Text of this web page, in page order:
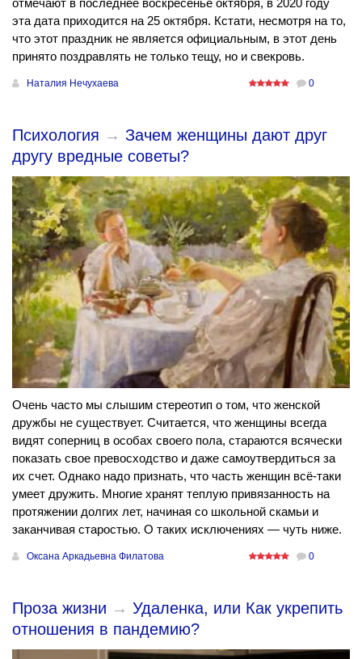
отмечают в последнее воскресенье октября, в 2020 году
эта дата приходится на 25 октября. Кстати, несмотря на то,
что этот праздник не является официальным, в этот день
принято поздравлять не только тещу, но и свекровь.
Наталия Нечухаева 0
Психология → Зачем женщины дают друг
другу вредные советы?
Очень часто мы слышим стереотип о том, что женской
дружбы не существует. Считается, что женщины всегда
видят соперниц в особах своего пола, стараются всячески
показать свое превосходство и даже самоутвердиться за
их счет. Однако надо признать, что часть женщин всё-таки
умеет дружить. Многие хранят теплую привязанность на
протяжении долгих лет, начиная со школьной скамьи и
заканчивая старостью. О таких исключениях — чуть ниже.
Оксана Аркадьевна Филатова 0
Проза жизни → Удаленка, или Как укрепить
отношения в пандемию?